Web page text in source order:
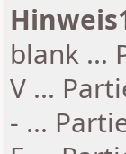
blank ...
V ...
- ...